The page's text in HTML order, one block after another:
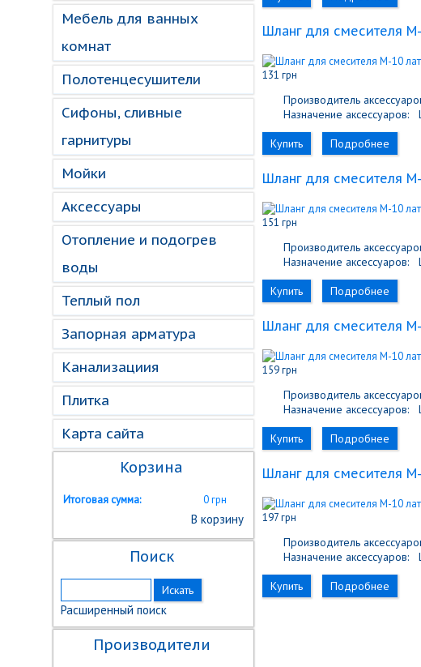
Мебель для ванных
комнат
Полотенцесушители
Сифоны, сливные
гарнитуры
Мойки
Аксессуары
Отопление и подогрев
воды
Теплый пол
Запорная арматура
Канализациия
Плитка
Карта сайта
Корзина
Итоговая сумма: 0 грн
В корзину
Поиск
Расширенный поиск
Производители
Шланг для смесителя
131 грн
Производитель
Назначение аксессуаров:
Купить
Подробнее
Шланг для смесителя
151 грн
Производитель
Назначение аксессуаров:
Купить
Подробнее
Шланг для смесителя
159 грн
Производитель
Назначение аксессуаров:
Купить
Подробнее
Шланг для смесителя
197 грн
Производитель
Назначение аксессуаров:
Купить
Подробнее